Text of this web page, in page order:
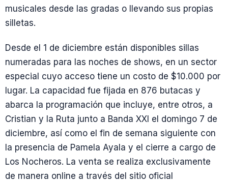
musicales desde las gradas o llevando sus propias
silletas.
Desde el 1 de diciembre están disponibles sillas
numeradas para las noches de shows, en un sector
especial cuyo acceso tiene un costo de $10.000 por
lugar. La capacidad fue fijada en 876 butacas y
abarca la programación que incluye, entre otros, a
Cristian y la Ruta junto a Banda XXI el domingo 7 de
diciembre, así como el fin de semana siguiente con
la presencia de Pamela Ayala y el cierre a cargo de
Los Nocheros. La venta se realiza exclusivamente
de manera online a través del sitio oficial